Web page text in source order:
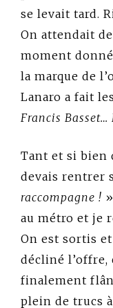
se levait tard.
On attendait
moment donné
la marque de
Lanaro a fait
Francis Basset…
Tant et si bien
devais rentrer
raccompagne !
au métro et je
On est sortis et
décliné l’offre,
finalement
plein de trucs